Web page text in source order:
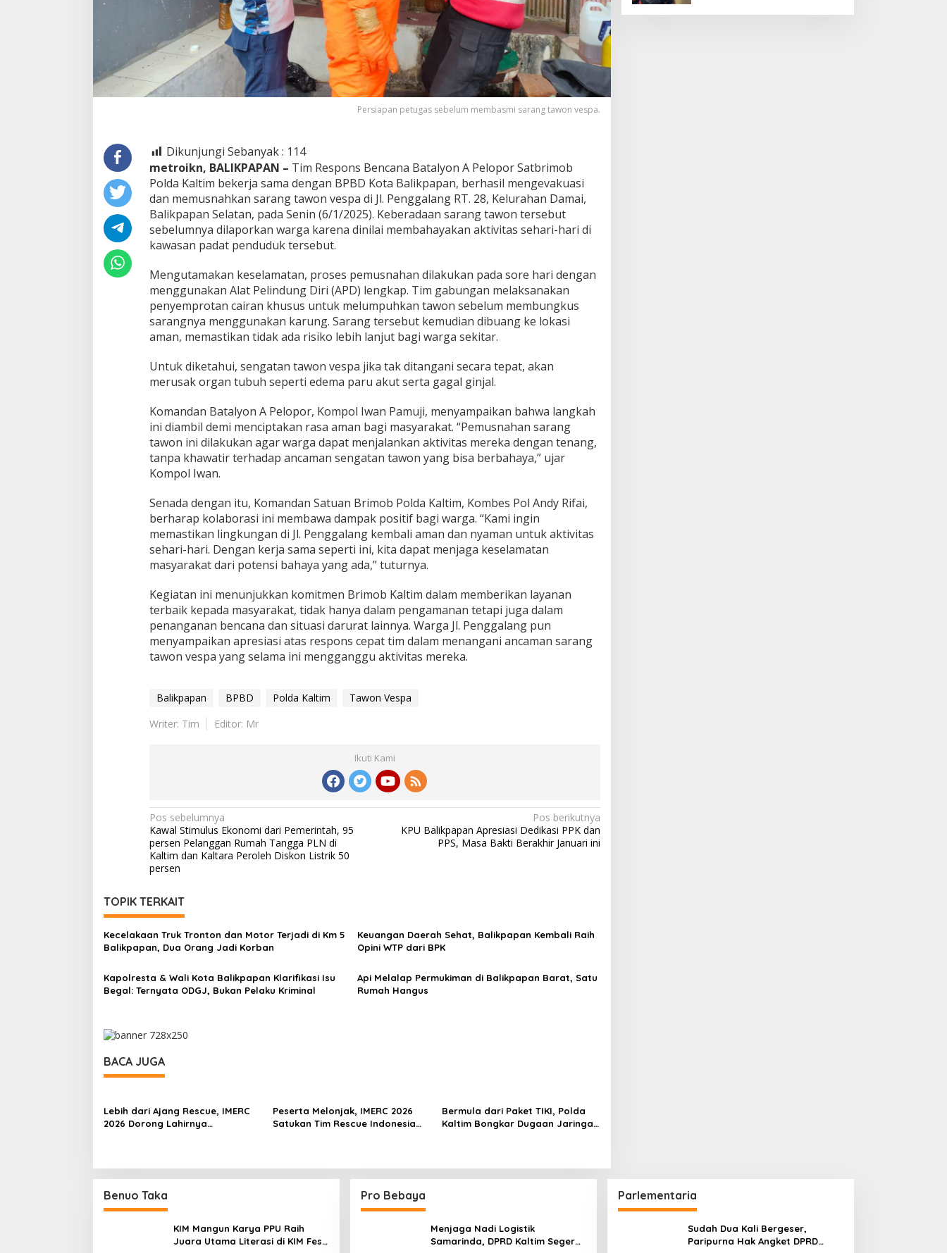
Persiapan petugas sebelum membasmi sarang tawon vespa.
Dikunjungi Sebanyak : 114
metroikn, BALIKPAPAN – Tim Respons Bencana Batalyon A Pelopor Satbrimob
Polda Kaltim bekerja sama dengan BPBD Kota Balikpapan, berhasil mengevakuasi
dan memusnahkan sarang tawon vespa di Jl. Penggalang RT. 28, Kelurahan Damai,
Balikpapan Selatan, pada Senin (6/1/2025). Keberadaan sarang tawon tersebut
sebelumnya dilaporkan warga karena dinilai membahayakan aktivitas sehari-hari di
kawasan padat penduduk tersebut.
Mengutamakan keselamatan, proses pemusnahan dilakukan pada sore hari dengan
menggunakan Alat Pelindung Diri (APD) lengkap. Tim gabungan melaksanakan
penyemprotan cairan khusus untuk melumpuhkan tawon sebelum membungkus
sarangnya menggunakan karung. Sarang tersebut kemudian dibuang ke lokasi
aman, memastikan tidak ada risiko lebih lanjut bagi warga sekitar.
Untuk diketahui, sengatan tawon vespa jika tak ditangani secara tepat, akan
merusak organ tubuh seperti edema paru akut serta gagal ginjal.
Komandan Batalyon A Pelopor, Kompol Iwan Pamuji, menyampaikan bahwa langkah
ini diambil demi menciptakan rasa aman bagi masyarakat. “Pemusnahan sarang
tawon ini dilakukan agar warga dapat menjalankan aktivitas mereka dengan tenang,
tanpa khawatir terhadap ancaman sengatan tawon yang bisa berbahaya,” ujar
Kompol Iwan.
Senada dengan itu, Komandan Satuan Brimob Polda Kaltim, Kombes Pol Andy Rifai,
berharap kolaborasi ini membawa dampak positif bagi warga. “Kami ingin
memastikan lingkungan di Jl. Penggalang kembali aman dan nyaman untuk aktivitas
sehari-hari. Dengan kerja sama seperti ini, kita dapat menjaga keselamatan
masyarakat dari potensi bahaya yang ada,” tuturnya.
Kegiatan ini menunjukkan komitmen Brimob Kaltim dalam memberikan layanan
terbaik kepada masyarakat, tidak hanya dalam pengamanan tetapi juga dalam
penanganan bencana dan situasi darurat lainnya. Warga Jl. Penggalang pun
menyampaikan apresiasi atas respons cepat tim dalam menangani ancaman sarang
tawon vespa yang selama ini mengganggu aktivitas mereka.
Balikpapan BPBD Polda Kaltim
Tawon Vespa
Writer: Tim
Editor: Mr
Ikuti Kami
Navigasi
pos
Pos sebelumnya
Kawal Stimulus Ekonomi dari Pemerintah, 95
persen Pelanggan Rumah Tangga PLN di
Kaltim dan Kaltara Peroleh Diskon Listrik 50
persen
Pos berikutnya
KPU Balikpapan Apresiasi Dedikasi PPK dan
PPS, Masa Bakti Berakhir Januari ini
TOPIK TERKAIT
Kecelakaan Truk Tronton dan Motor Terjadi di Km 5
Balikpapan, Dua Orang Jadi Korban
Keuangan Daerah Sehat, Balikpapan Kembali Raih
Opini WTP dari BPK
Kapolresta & Wali Kota Balikpapan Klarifikasi Isu
Begal: Ternyata ODGJ, Bukan Pelaku Kriminal
Api Melalap Permukiman di Balikpapan Barat, Satu
Rumah Hangus
BACA JUGA
Lebih dari Ajang Rescue, IMERC
2026 Dorong Lahirnya
Peserta Melonjak, IMERC 2026
Satukan Tim Rescue Indonesia
Bermula dari Paket TIKI, Polda
Kaltim Bongkar Dugaan Jaringan
Benuo Taka
KIM Mangun Karya PPU Raih
Juara Utama Literasi di KIM Fest
Pro Bebaya
Menjaga Nadi Logistik
Samarinda, DPRD Kaltim Segera
Parlementaria
Sudah Dua Kali Bergeser,
Paripurna Hak Angket DPRD